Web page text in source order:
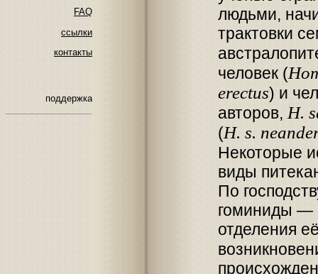
FAQ
ссылки
контакты
поддержка
людьми,
трактовки
человек (
erectus) и
авторов, H.
(H. s.
Некоторые
виды
По
гоминиды —
отделения